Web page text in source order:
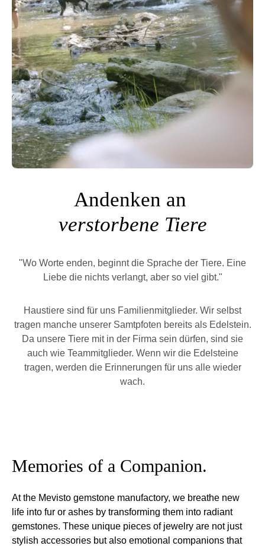
Andenken an
verstorbene Tiere
"Wo Worte enden, beginnt die Sprache der Tiere. Eine
Liebe die nichts verlangt, aber so viel gibt."
Haustiere sind für uns Familienmitglieder. Wir selbst
tragen manche unserer Samtpfoten bereits als Edelstein.
Da unsere Tiere mit in der Firma sein dürfen, sind sie
auch wie Teammitglieder. Wenn wir die Edelsteine
tragen, werden die Erinnerungen für uns alle wieder
wach.
Memories of a Companion.
At the Mevisto gemstone manufactory, we breathe new
life into fur or ashes by transforming them into radiant
gemstones. These unique pieces of jewelry are not just
stylish accessories but also emotional companions that